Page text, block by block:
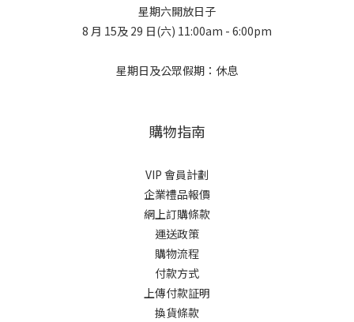
星期六開放日子
8 月 15及 29 日(六) 11:00am - 6:00pm
星期日及公眾假期：休息
購物指南
VIP 會員計劃
企業禮品報價
網上訂購條款
運送政策
購物流程
付款方式
上傳付款証明
換貨條款